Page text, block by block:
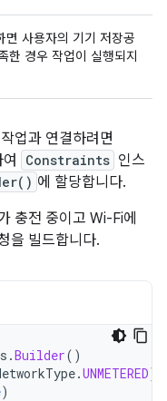
사용자의 기기 저장공
한 경우 작업이 실행되지
업과 연결하려면
Constraints 인스
에 할당합니다.
충전 중이고 Wi-Fi에
을 빌드합니다.
.Builder()
.UNMETERED)
)